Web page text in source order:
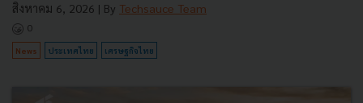
สิงหาคม 6, 2026 | By Techsauce Team
0
News ประเทศไทย เศรษฐกิจไทย